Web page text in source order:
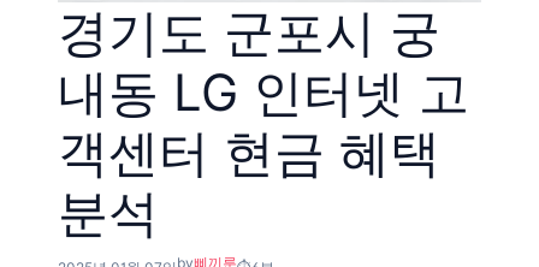
경기도 군포시 궁
내동 LG 인터넷 고
객센터 현금 혜택
분석
by삐끼룬